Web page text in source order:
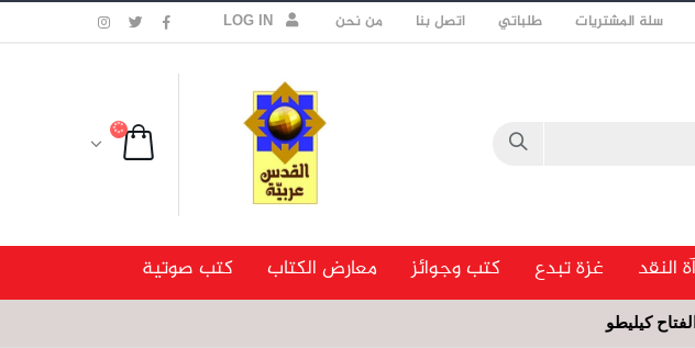
سلة المشتريات طلباتي اتصل بنا من نحن LOG IN
النقد غزة تبدع كتب وجوائز معارض الكتاب كتب صوتية
كيليطو